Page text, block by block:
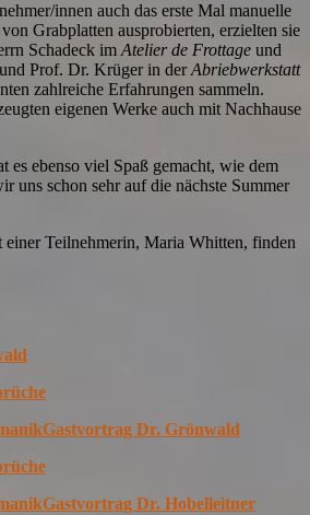
innen auch das erste Mal manuelle
Grabplatten ausprobierten, erzielten sie
Schadeck im Atelier de Frottage und
Prof. Dr. Krüger in derAbriebwerkstatt
zahlreiche Erfahrungen sammeln.
eigenen Werke auch mit Nachhause
es ebenso viel Spaß gemacht, wie dem
uns schon sehr auf die nächste Summer
einer Teilnehmerin, Maria Whitten, finden
Gastvortrag Dr. Grönwald
Gastvortrag Dr. Hobelleitner